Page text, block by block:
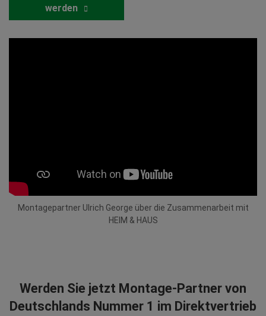
werden
Montagepartner Ulrich George über die Zusammenarbeit mit
HEIM & HAUS
Werden Sie jetzt Montage-Partner von
Deutschlands Nummer 1 im Direktvertrieb